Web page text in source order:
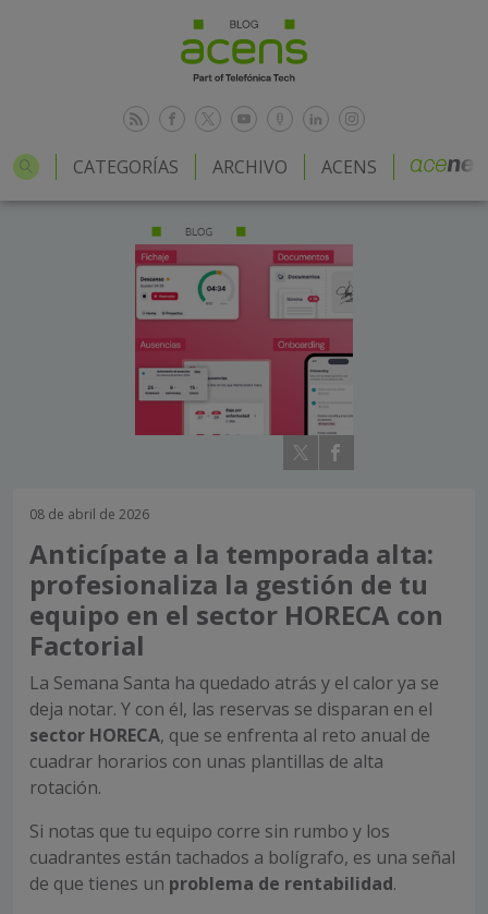
CATEGORÍAS ARCHIVO ACENS
08 de abril de 2026
Anticípate a la temporada alta:
profesionaliza la gestión de tu
equipo en el sector HORECA con
Factorial
La Semana Santa ha quedado atrás y el calor ya se
deja notar. Y con él, las reservas se disparan en el
sector HORECA, que se enfrenta al reto anual de
cuadrar horarios con unas plantillas de alta
rotación.
Si notas que tu equipo corre sin rumbo y los
cuadrantes están tachados a bolígrafo, es una señal
de que tienes un problema de rentabilidad.